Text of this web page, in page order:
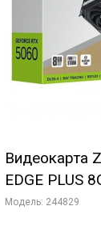
Видеокарта
EDGE PLUS
3xDP HDMI
Модель: 244829